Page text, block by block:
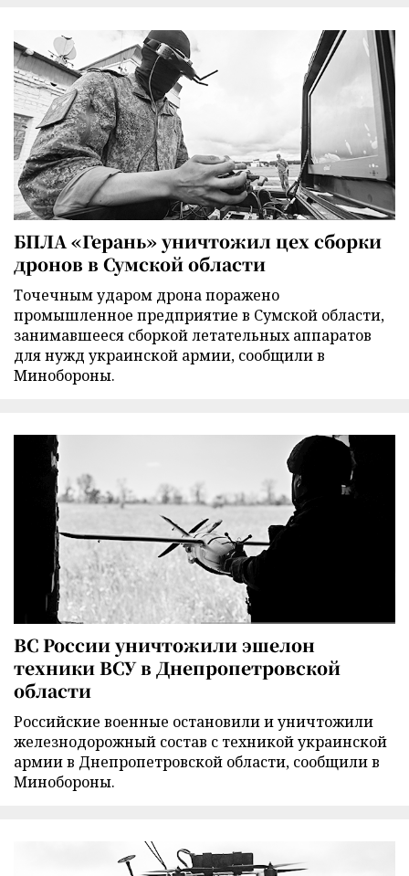
БПЛА «Герань» уничтожил цех сборки
дронов в Сумской области
Точечным ударом дрона поражено
промышленное предприятие в Сумской области,
занимавшееся сборкой летательных аппаратов
для нужд украинской армии, сообщили в
Минобороны.
ВС России уничтожили эшелон
техники ВСУ в Днепропетровской
области
Российские военные остановили и уничтожили
железнодорожный состав с техникой украинской
армии в Днепропетровской области, сообщили в
Минобороны.